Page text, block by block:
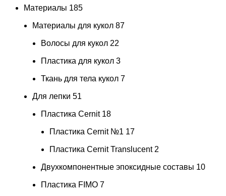
Материалы 185
Материалы для кукол 87
Волосы для кукол 22
Пластика для кукол 3
Ткань для тела кукол 7
Для лепки 51
Пластика Cernit 18
Пластика Cernit №1 17
Пластика Cernit Translucent 2
Двухкомпонентные эпоксидные составы 10
Пластика FIMO 7